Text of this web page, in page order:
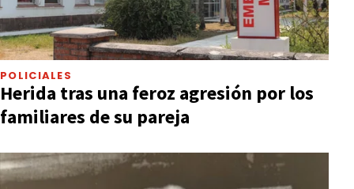
POLICIALES
Herida tras una feroz agresión por los
familiares de su pareja